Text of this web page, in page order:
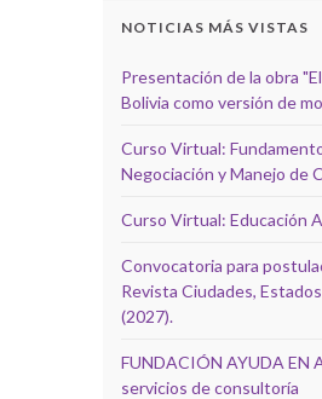
NOTICIAS MÁS VISTAS
Presentación de la obra
Bolivia como versión de
Curso Virtual:
Negociación y Manejo de
Curso Virtual: Educación
Convocatoria para
Revista Ciudades,
(2027).
FUNDACIÓN AYUDA EN
servicios de consultoría